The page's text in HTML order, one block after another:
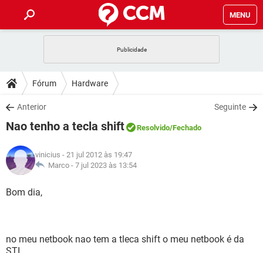
MENU
CELULAR
OUTLOOK
INSTAGRAM GMAIL
GUIA DE COMPRAS
DICAS
JOGOS
INSTAGRAM
GUIA DE COMPRAS
DOWNLOADS
JOGOS WHATSAPP
CELULAR
OUTLOOK
INSTAGRAM
JOGOS
CELULAR
OUTLOOK
GUIA DE COMPRAS
GLOSSÁRIO
JOGOS
INSTAGRAM
Fórum Hardware
Anterior Seguinte
Nao tenho a tecla shift Resolvido/Fechado
vinicius - 21 jul 2012 às 19:47
Marco - 7 jul 2023 às 13:54
Bom dia,
no meu netbook nao tem a tleca shift o meu netbook é da